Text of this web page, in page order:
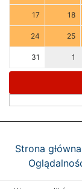
17 18
24 25
31 1
Strona główna